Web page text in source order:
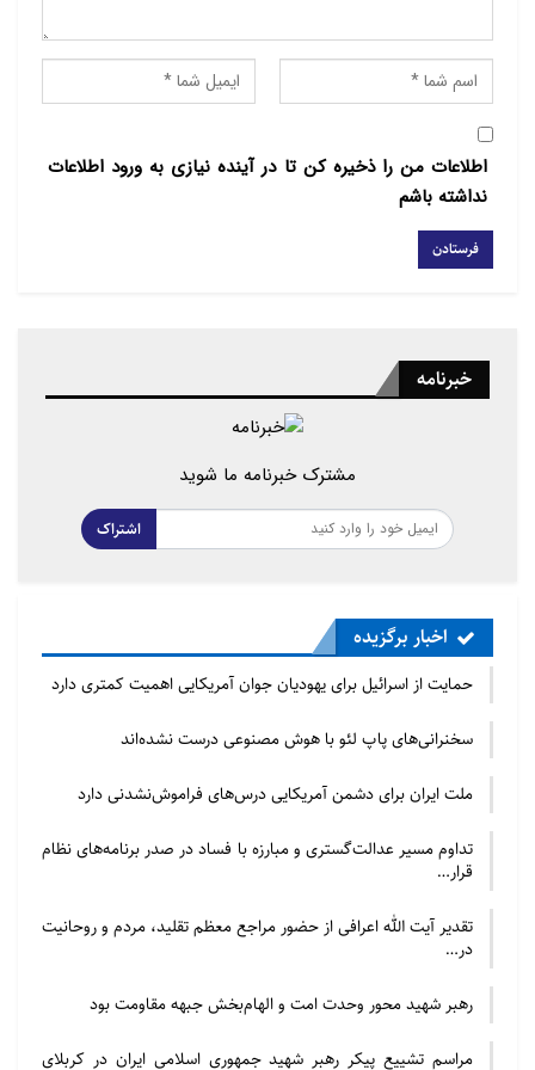
عضویت کشورها در شورای حقوق بشر سازمان ملل مد نظر
قرار می گیرد.
گروه های حقوق بشری با استناد به این قطع نامه چین را فاقد شایستگی لازم
برای نامزدی در شورای حقوق بشر سازمان ملل دانستند.
مطالب مرتبط
امضاء کنندگان همچنین تاکید کردند چین برای خاموش
کردن صدای جامعه مدنی در سازمان ملل از زور استفاده
کرده و به جز در سال 2018 و آن هم به صورت بسیار
محدود و کنترل شده به هیچ کارشناس حقوق بشری اجازه
بازدید از اوضاع داخلی خود در زمینه حقوق بشری را نداده
است.
بیش از چهل کارشناس حقوق بشری تاکید کردند اقدامات
عاجل برای حفاظت از آزادی های اساسی در چین می
اطلاعات من را ذخیره کن تا در آینده نیازی به ورود اطلاعات
نداشته باشم
خبرنامه
مشترک خبرنامه ما شوید
اشتراک
اخبار برگزیده
حمایت از اسرائیل برای یهودیان جوان آمریکایی اهمیت کمتری دارد
سخنرانی‌های پاپ لئو با هوش مصنوعی درست نشده‌اند
ملت ایران برای دشمن آمریکایی درس‌های فراموش‌نشدنی دارد
تداوم مسیر عدالت‌گستری و مبارزه با فساد در صدر برنامه‌های نظام
قرار…
تقدیر آیت الله اعرافی از حضور مراجع معظم تقلید، مردم و روحانیت
در…
رهبر شهید محور وحدت امت و الهام‌بخش جبهه مقاومت بود
مراسم تشییع پیکر رهبر شهید جمهوری اسلامی ایران در کربلای